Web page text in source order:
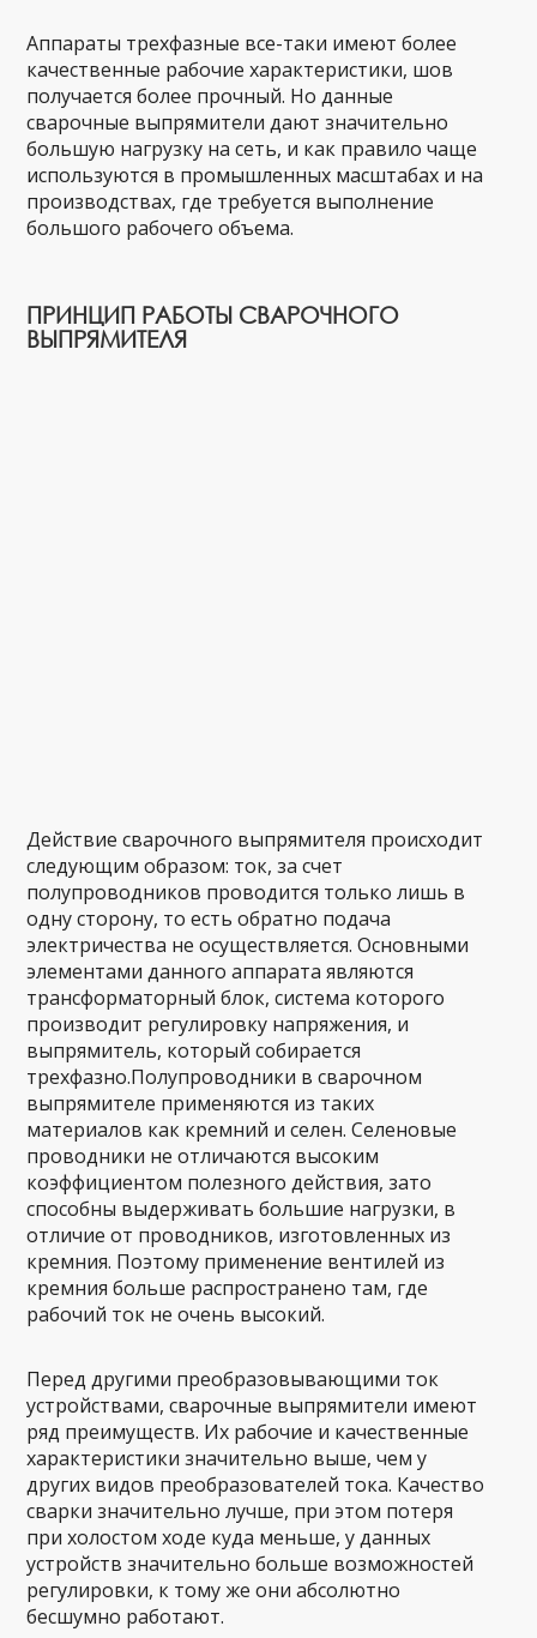
Аппараты трехфазные все-таки имеют более
качественные рабочие характеристики, шов
получается более прочный. Но данные
сварочные выпрямители дают значительно
большую нагрузку на сеть, и как правило чаще
используются в промышленных масштабах и на
производствах, где требуется выполнение
большого рабочего объема.
ПРИНЦИП РАБОТЫ СВАРОЧНОГО
ВЫПРЯМИТЕЛЯ
Действие сварочного выпрямителя происходит
следующим образом: ток, за счет
полупроводников проводится только лишь в
одну сторону, то есть обратно подача
электричества не осуществляется. Основными
элементами данного аппарата являются
трансформаторный блок, система которого
производит регулировку напряжения, и
выпрямитель, который собирается
трехфазно.Полупроводники в сварочном
выпрямителе применяются из таких
материалов как кремний и селен. Селеновые
проводники не отличаются высоким
коэффициентом полезного действия, зато
способны выдерживать большие нагрузки, в
отличие от проводников, изготовленных из
кремния. Поэтому применение вентилей из
кремния больше распространено там, где
рабочий ток не очень высокий.
Перед другими преобразовывающими ток
устройствами, сварочные выпрямители имеют
ряд преимуществ. Их рабочие и качественные
характеристики значительно выше, чем у
других видов преобразователей тока. Качество
сварки значительно лучше, при этом потеря
при холостом ходе куда меньше, у данных
устройств значительно больше возможностей
регулировки, к тому же они абсолютно
бесшумно работают.